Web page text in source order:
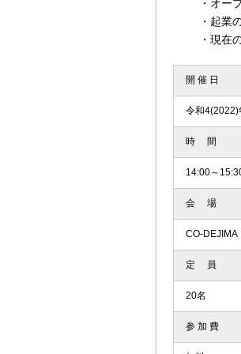
・オー
・起業
・現在
開 催 日
令和4(2022)
時 間
14:00～
会 場
CO-DEJIMA
定 員
20名
参 加 費